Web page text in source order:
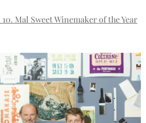
Mal Sweet Winemaker of the Year